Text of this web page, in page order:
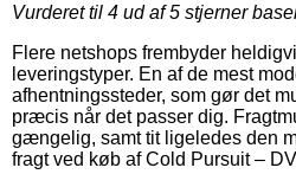
Vurderet til 4 ud af 5 stjerner
Flere netshops frembyder
leveringstyper. En af de mest
afhentningssteder, som gør det
præcis når det passer dig.
gængelig, samt tit ligeledes den
fragt ved køb af Cold Pursuit –